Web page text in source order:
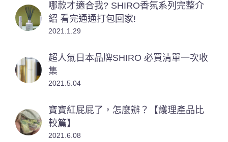
哪款才適合我? SHIRO香氛系列完整介
紹 看完通通打包回家!
2021.1.29
超人氣日本品牌SHIRO 必買清單一次收
集
2021.5.04
寶寶紅屁屁了，怎麼辦？【護理產品比
較篇】
2021.6.08